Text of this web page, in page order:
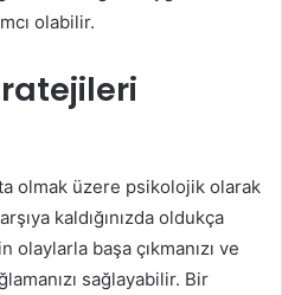
olabilir.
olmak üzere psikolojik olarak
kaldığınızda oldukça
başa çıkmanızı ve
sağlayabilir. Bir